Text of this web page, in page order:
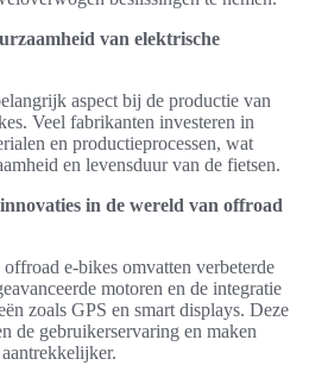
van elektrische
aspect bij de productie van
Veel fabrikanten investeren in
en productieprocessen, wat
en levensduur van de fietsen.
in de wereld van offroad
e-bikes omvatten verbeterde
motoren en de integratie
zoals GPS en smart displays. Deze
de gebruikerservaring en maken